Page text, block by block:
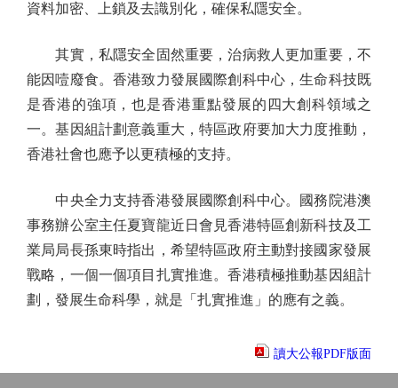
資料加密、上鎖及去識別化，確保私隱安全。
其實，私隱安全固然重要，治病救人更加重要，不
能因噎廢食。香港致力發展國際創科中心，生命科技既
是香港的強項，也是香港重點發展的四大創科領域之
一。基因組計劃意義重大，特區政府要加大力度推動，
香港社會也應予以更積極的支持。
中央全力支持香港發展國際創科中心。國務院港澳
事務辦公室主任夏寶龍近日會見香港特區創新科技及工
業局局長孫東時指出，希望特區政府主動對接國家發展
戰略，一個一個項目扎實推進。香港積極推動基因組計
劃，發展生命科學，就是「扎實推進」的應有之義。
讀大公報PDF版面